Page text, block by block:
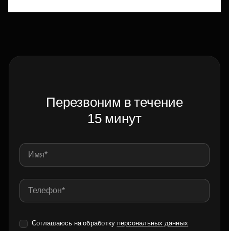
Перезвоним в течение
15 минут
Соглашаюсь на обработку персональных данных